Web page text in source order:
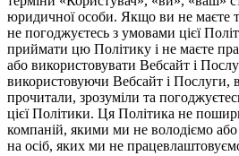
юридичної особи. Якщо ви не маєте
не погоджуєтесь з умовами цієї
приймати цю Політику і не маєте
або використовувати Вебсайт і
використовуючи Вебсайт і Послуги,
прочитали, зрозуміли та
цієї Політики. Ця Політика не
компаній, якими ми не володіємо
на осіб, яких ми не